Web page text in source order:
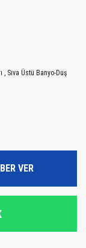
, Sıva Üstü Banyo-Duş
VER